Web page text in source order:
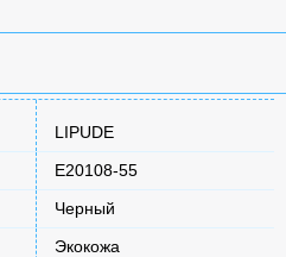
LIPUDE
E20108-55
Черный
Экокожа